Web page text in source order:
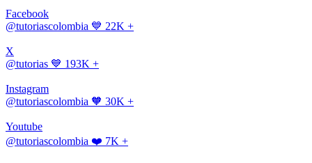
Facebook
@tutoriascolombia 💙 22K +
X
@tutorias 💙 193K +
Instagram
@tutoriascolombia 🧡 30K +
Youtube
@tutoriascolombia ❤️ 7K +